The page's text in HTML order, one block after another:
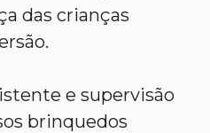
das crianças
e supervisão
brinquedos